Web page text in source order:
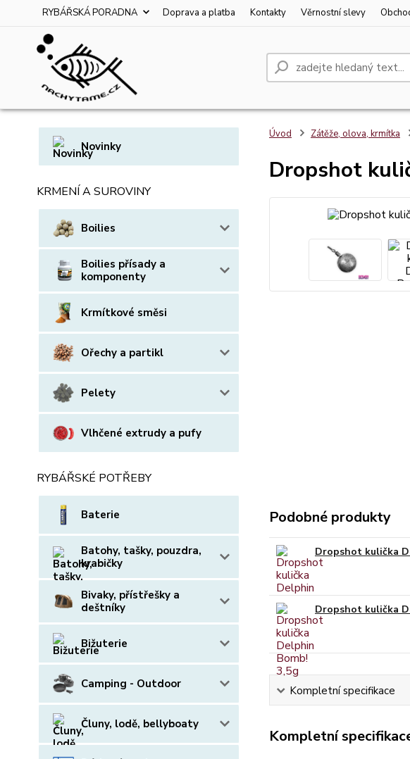
RYBÁŘSKÁ PORADNA Doprava a platba Kontakty Věrnostní slevy
Novinky
KRMENÍ A SUROVINY
Boilies
Boilies přísady a
komponenty
Krmítkové směsi
Ořechy a partikl
Pelety
Vlhčené extrudy a pufy
RYBÁŘSKÉ POTŘEBY
Baterie
Batohy, tašky, pouzdra,
krabičky
Bivaky, přístřešky a
deštníky
Bižuterie
Camping - Outdoor
Čluny, lodě, bellyboaty
Úvod Zátěže, olova, krmítka
Dropshot
Podobné produkty
Dropshot kulička
Dropshot kulička
Kompletní specifikace
Kompletní